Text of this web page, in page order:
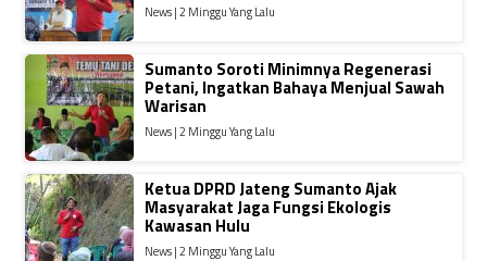
News | 2 Minggu Yang Lalu
Sumanto Soroti Minimnya Regenerasi
Petani, Ingatkan Bahaya Menjual Sawah
Warisan
News | 2 Minggu Yang Lalu
Ketua DPRD Jateng Sumanto Ajak
Masyarakat Jaga Fungsi Ekologis
Kawasan Hulu
News | 2 Minggu Yang Lalu